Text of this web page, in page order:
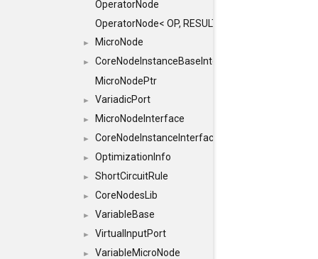
OperatorNode
OperatorNode< OP, RESULT(IN...)>
► MicroNode
►
CoreNodeInstanceBaseInterface
MicroNodePtr
► VariadicPort
► MicroNodeInterface
► CoreNodeInstanceInterface
► OptimizationInfo
► ShortCircuitRule
► CoreNodesLib
► VariableBase
► VirtualInputPort
► VariableMicroNode